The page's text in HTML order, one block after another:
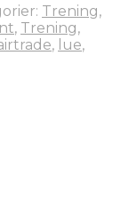
Trening,
, Trening,
, lue,